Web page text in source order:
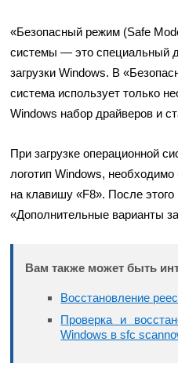
«Безопасный режим (Safe
системы — это специальный
загрузки Windows. В
система использует только
Windows набор драйверов и
При загрузке операционной
логотип Windows,
на клавишу «F8». После этого
«Дополнительные варианты
Вам также может быть
Восстановление
Проверка и
Windows в sfc